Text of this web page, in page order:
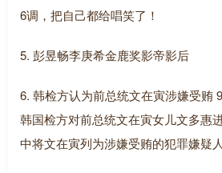
6调，把自己都给唱笑了！
5. 彭昱畅李庚希金鹿奖影帝影后
6. 韩检方认为前总统文在寅涉嫌受贿
韩国检方对前总统文在寅女儿文多惠
中将文在寅列为涉嫌受贿的犯罪嫌疑人